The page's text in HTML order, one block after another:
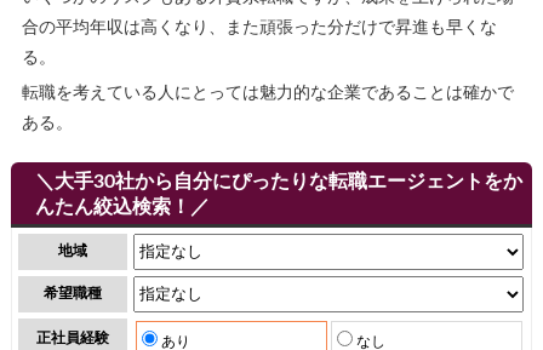
合の平均年収は高くなり、また頑張った分だけで昇進も早くな
る。
転職を考えている人にとっては魅力的な企業であることは確かで
ある。
＼大手30社から自分にぴったりな転職エージェントをか
んたん絞込検索！／
地域
希望職種
正社員経験 あり なし